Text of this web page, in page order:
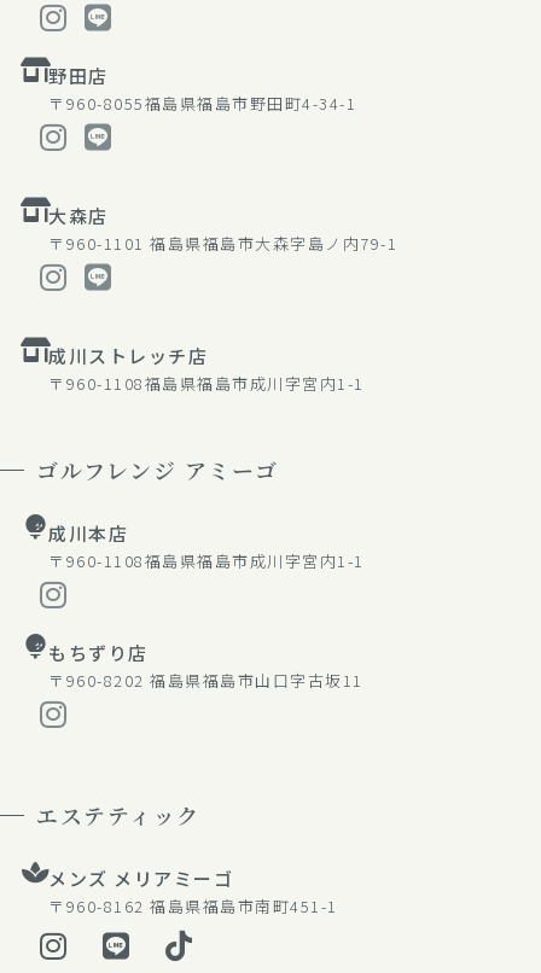
野田店
〒960-8055福島県福島市野田町4-34-1
大森店
〒960-1101 福島県福島市大森字島ノ内79-1
成川ストレッチ店
〒960-1108福島県福島市成川字宮内1-1
ゴルフレンジ アミーゴ
成川本店
〒960-1108福島県福島市成川字宮内1-1
もちずり店
〒960-8202 福島県福島市山口字古坂11
エステティック
メンズ メリアミーゴ
〒960-8162 福島県福島市南町451-1